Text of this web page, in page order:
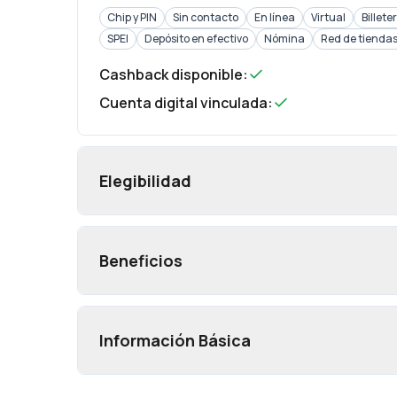
Chip y PIN Sin contacto En línea Virtual
SPEI
Depósito en efectivo Nómina Red de tiendas
Cashback disponible:
Cuenta digital vinculada:
Elegibilidad
Beneficios
Información Básica